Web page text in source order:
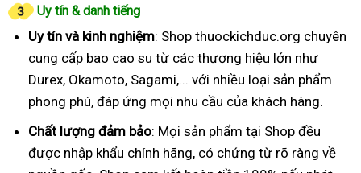
Uy tín & danh tiếng
Uy tín và kinh nghiệm: Shop thuockichduc.org chuyên
cung cấp bao cao su từ các thương hiệu lớn như
Durex, Okamoto, Sagami,... với nhiều loại sản phẩm
phong phú, đáp ứng mọi nhu cầu của khách hàng.
Chất lượng đảm bảo: Mọi sản phẩm tại Shop đều
được nhập khẩu chính hãng, có chứng từ rõ ràng về